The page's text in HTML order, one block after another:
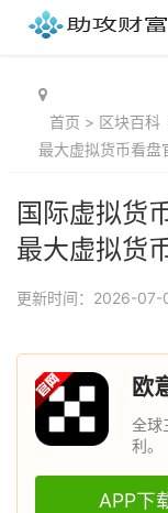
首页 > 区块百科
最大虚拟货币看盘
国际虚拟货
最大虚拟货
更新时间：2026-
欧
全球
利。
APP下